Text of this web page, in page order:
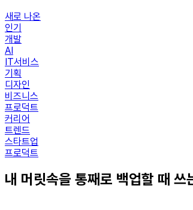
새로 나온
인기
개발
AI
IT서비스
기획
디자인
비즈니스
프로덕트
커리어
트렌드
스타트업
프로덕트
내 머릿속을 통째로 백업할 때 쓰